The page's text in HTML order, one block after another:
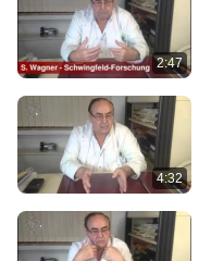
2:47
4:32